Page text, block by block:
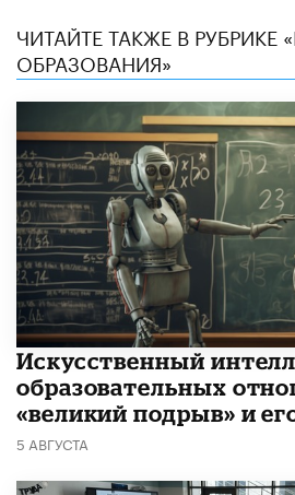
ЧИТАЙТЕ ТАКЖЕ В РУБРИКЕ
ОБРАЗОВАНИЯ»
​Искусственный
образовательных
«великий подрыв» и
5 АВГУСТА